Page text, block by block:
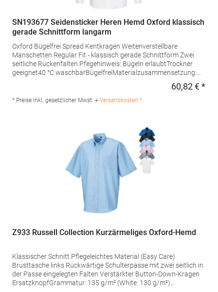
SN193677 Seidensticker Heren Hemd Oxford klassisch
gerade Schnittform langarm
Oxford Bügelfrei Spread Kentkragen Weitenverstellbare
Manschetten Regular Fit - klassisch gerade Schnittform Zwei
seitliche Rückenfalten Pfegehinweis: Bügeln erlaubtTrockner
geeignet40 °C waschbarBügelfreiMaterialzusammensetzung:
193677Hersteller: Seidensticker GmbH & Co. KG Am Stadtholz
39 33609 Bielefeld Deutschland E-Mail: info@seidensticker.de
60,82 € *
* Preise inkl. gesetzlicher Mwst. + Versandkosten *
Z933 Russell Collection Kurzärmeliges Oxford-Hemd
Klassischer Schnitt Pflegeleichtes Material (Easy Care)
Brusttasche links Rückwärtige Schulterpasse mit zwei seitlich in
der Passe eingelegten Falten Verstärkter Button-Down-Kragen
ErsatzknopfGrammatur: 135 g/m² (White: 130 g/m²)